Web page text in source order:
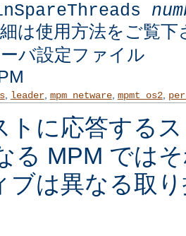
は使用方法をご覧下
バ設定ファイル
, leader, mpm_netware, mpmt_os2,
トに応答する
る MPM では
ブは異なる取